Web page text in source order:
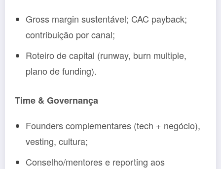
Gross margin sustentável; CAC payback;
contribuição por canal;
Roteiro de capital (runway, burn multiple,
plano de funding).
Time & Governança
Founders complementares (tech + negócio),
vesting, cultura;
Conselho/mentores e reporting aos